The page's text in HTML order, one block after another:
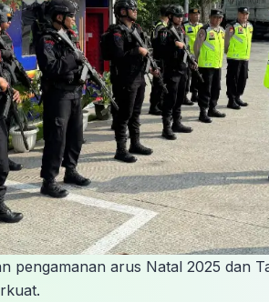
pengamanan arus Natal 2025 dan